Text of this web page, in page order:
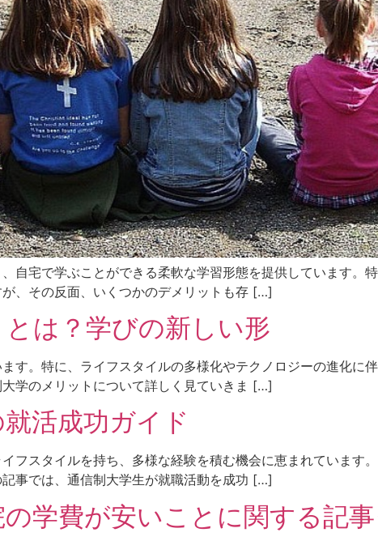
自宅で学ぶことができる柔軟な学習形態を提供しています。
、その反面、いくつかのデメリットも存 […]
は？学びの新しい形
す。特に、ライフスタイルの多様化やテクノロジーの進化に
学のメリットについて詳しく見ていきま […]
活成功ガイド
フスタイルを持ち、多様な経験を積む機会に恵まれています
事では、通信制大学生が就職活動を成功 […]
学費が安いことに関する記